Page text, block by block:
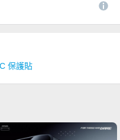
保護貼